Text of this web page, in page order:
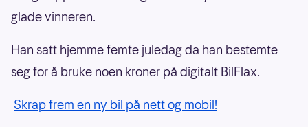
glade vinneren.
Han satt hjemme femte juledag da han bestemte
seg for å bruke noen kroner på digitalt BilFlax.
Skrap frem en ny bil på nett og mobil!